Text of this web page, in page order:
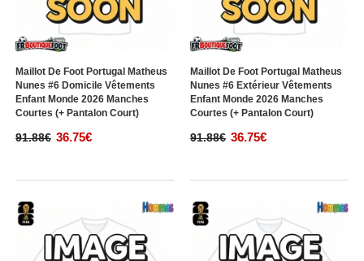
Maillot De Foot Portugal Matheus
Nunes #6 Domicile Vêtements
Enfant Monde 2026 Manches
Courtes (+ Pantalon Court)
91.88€ 36.75€
Maillot De Foot Portugal Matheus
Nunes #6 Extérieur Vêtements
Enfant Monde 2026 Manches
Courtes (+ Pantalon Court)
91.88€ 36.75€